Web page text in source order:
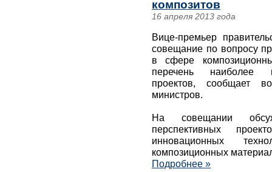
композитов
16 апреля 2013 года
Вице-премьер
совещание по вопросу
в сфере
перечень наиболее
проектов, сообщает
министров.
На совещании
перспективных
инновационных
композиционных
Подробнее »